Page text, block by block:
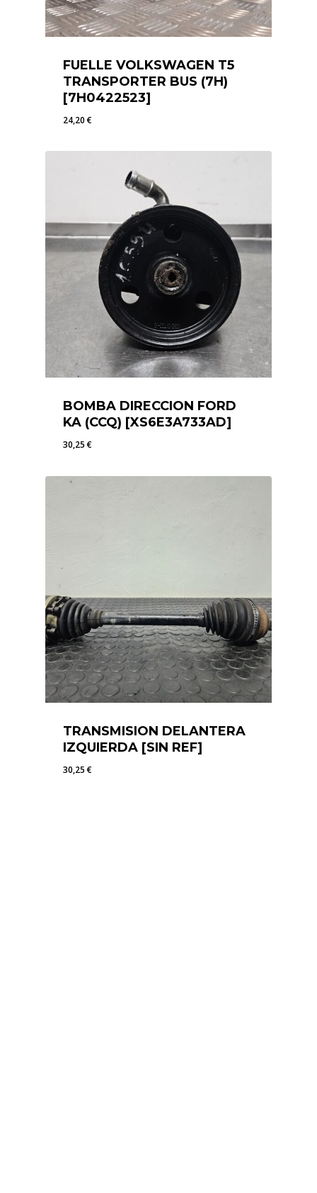
FUELLE VOLKSWAGEN T5
TRANSPORTER BUS (7H)
[7H0422523]
24,20€
BOMBA DIRECCION FORD
KA (CCQ) [XS6E3A733AD]
30,25€
TRANSMISION DELANTERA
IZQUIERDA [SIN REF]
30,25€